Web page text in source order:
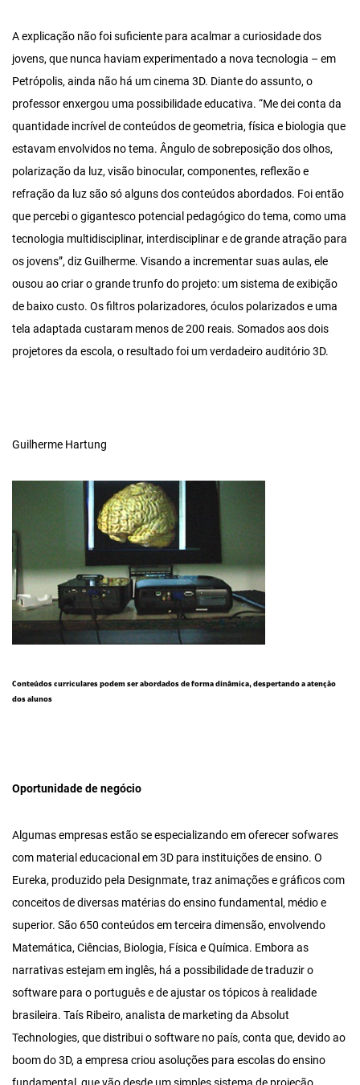
A explicação não foi suficiente para acalmar a curiosidade dos
jovens, que nunca haviam experimentado a nova tecnologia – em
Petrópolis, ainda não há um cinema 3D. Diante do assunto, o
professor enxergou uma possibilidade educativa. “Me dei conta da
quantidade incrível de conteúdos de geometria, física e biologia que
estavam envolvidos no tema. Ângulo de sobreposição dos olhos,
polarização da luz, visão binocular, componentes, reflexão e
refração da luz são só alguns dos conteúdos abordados. Foi então
que percebi o gigantesco potencial pedagógico do tema, como uma
tecnologia multidisciplinar, interdisciplinar e de grande atração para
os jovens”, diz Guilherme. Visando a incrementar suas aulas, ele
ousou ao criar o grande trunfo do projeto: um sistema de exibição
de baixo custo. Os filtros polarizadores, óculos polarizados e uma
tela adaptada custaram menos de 200 reais. Somados aos dois
projetores da escola, o resultado foi um verdadeiro auditório 3D.
Guilherme Hartung
Conteúdos curriculares podem ser abordados de forma dinâmica, despertando a atenção
dos alunos
Oportunidade de negócio
Algumas empresas estão se especializando em oferecer sofwares
com material educacional em 3D para instituições de ensino. O
Eureka, produzido pela Designmate, traz animações e gráficos com
conceitos de diversas matérias do ensino fundamental, médio e
superior. São 650 conteúdos em terceira dimensão, envolvendo
Matemática, Ciências, Biologia, Física e Química. Embora as
narrativas estejam em inglês, há a possibilidade de traduzir o
software para o português e de ajustar os tópicos à realidade
brasileira. Taís Ribeiro, analista de marketing da Absolut
Technologies, que distribui o software no país, conta que, devido ao
boom do 3D, a empresa criou asoluções para escolas do ensino